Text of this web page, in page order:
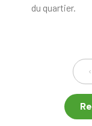
du quartier.